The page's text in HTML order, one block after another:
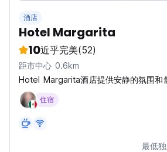
酒店
Hotel Margarita
10近乎完美(52)
距市中心 0.6km
Hotel Margarita酒店提供安静的氛围和
住宿
最低